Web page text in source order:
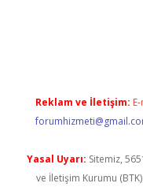
Reklam ve İletişim:
Yasal Uyarı: Sitemiz,
ve İletişim Kurumu